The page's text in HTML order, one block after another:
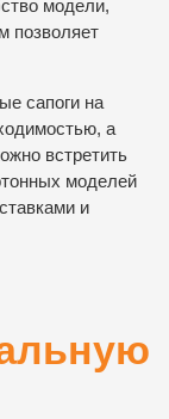
модели,
позволяет
сапоги на
а
встретить
моделей
и